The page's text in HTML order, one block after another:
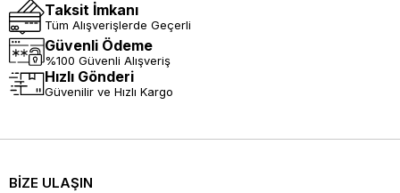
Taksit İmkanı
Tüm Alışverişlerde Geçerli
Güvenli Ödeme
%100 Güvenli Alışveriş
Hızlı Gönderi
Güvenilir ve Hızlı Kargo
BİZE ULAŞIN